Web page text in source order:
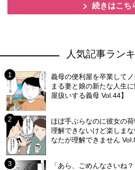
続きはこち
人気記事ラン
義母の便利屋を卒業して
まる妻と娘の新たな人生
屋扱いする義母 Vol.44】
ほぼ手ぶらなのに彼女の
理解できないけど楽しま
なたが理解できません
「あら、ごめんなさいね